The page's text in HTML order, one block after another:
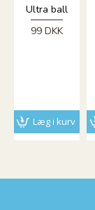
Ultra ball
99 DKK
Læg i kurv